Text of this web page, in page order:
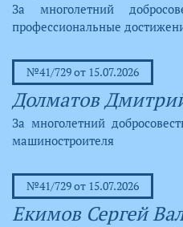
За многолетний
профессиональные
№41/729 от 15.07.2026
Долматов
За многолетний
машиностроителя
№41/729 от 15.07.2026
Екимов Сергей